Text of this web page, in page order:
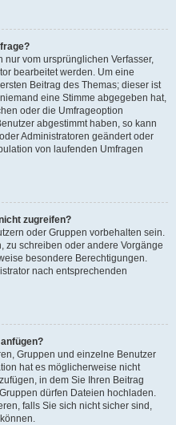
vom ursprünglichen Verfasser,
bearbeitet werden. Um eine
Beitrag des Themas; dieser ist
eine Stimme abgegeben hat,
oder die Umfrageoption
abgestimmt haben, so kann
Administratoren geändert oder
von laufenden Umfragen
zugreifen?
oder Gruppen vorbehalten sein.
zu schreiben oder andere Vorgänge
besondere Berechtigungen.
nach entsprechenden
Gruppen und einzelne Benutzer
hat es möglicherweise nicht
in dem Sie Ihren Beitrag
dürfen Dateien hochladen.
falls Sie sich nicht sicher sind,